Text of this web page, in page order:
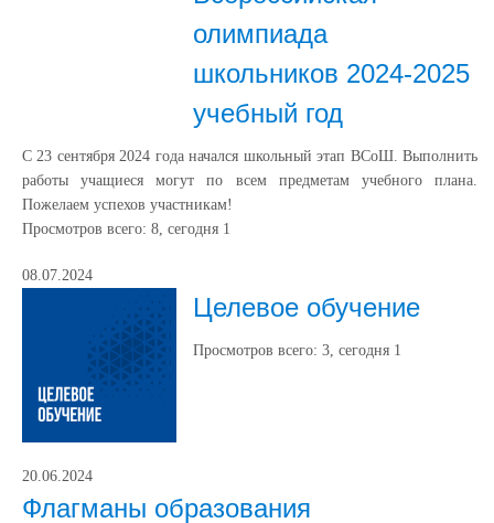
олимпиада
школьников 2024-2025
учебный год
С 23 сентября 2024 года начался школьный этап ВСоШ. Выполнить
работы учащиеся могут по всем предметам учебного плана.
Пожелаем успехов участникам!
Просмотров всего: 8, сегодня 1
08.07.2024
Целевое обучение
Просмотров всего: 3, сегодня 1
20.06.2024
Флагманы образования